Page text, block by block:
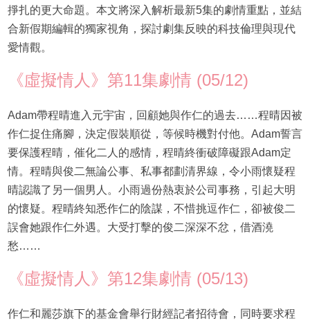
掙扎的更大命題。本文將深入解析最新5集的劇情重點，並結
合新假期編輯的獨家視角，探討劇集反映的科技倫理與現代
愛情觀。
《虛擬情人》第11集劇情 (05/12)
Adam帶程晴進入元宇宙，回顧她與作仁的過去……程晴因被
作仁捉住痛腳，決定假裝順從，等候時機對付他。Adam誓言
要保護程晴，催化二人的感情，程晴終衝破障礙跟Adam定
情。程晴與俊二無論公事、私事都劃清界線，令小雨懷疑程
晴認識了另一個男人。小雨過份熱衷於公司事務，引起大明
的懷疑。程晴終知悉作仁的陰謀，不惜挑逗作仁，卻被俊二
誤會她跟作仁外遇。大受打擊的俊二深深不忿，借酒澆
愁……
《虛擬情人》第12集劇情 (05/13)
作仁和麗莎旗下的基金會舉行財經記者招待會，同時要求程